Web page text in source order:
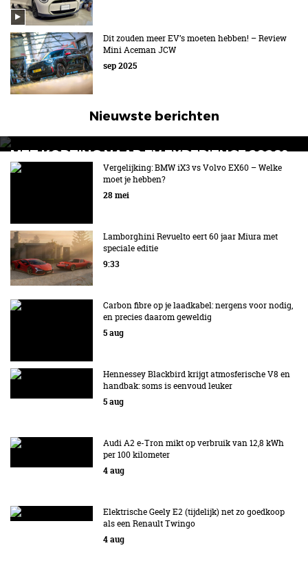
Dit zouden meer EV’s moeten hebben! – Review
Mini Aceman JCW
sep 2025
Nieuwste berichten
MET KORTING NAAR EV EXPERIENCE 2026?
AUTORAI REGELT HET!
EV Experience 2026 van 24 tot 26 september
Vergelijking: BMW iX3 vs Volvo EX60 – Welke
moet je hebben?
28 mei
Lamborghini Revuelto eert 60 jaar Miura met
speciale editie
9:33
Carbon fibre op je laadkabel: nergens voor nodig,
en precies daarom geweldig
5 aug
Hennessey Blackbird krijgt atmosferische V8 en
handbak: soms is eenvoud leuker
5 aug
Audi A2 e-Tron mikt op verbruik van 12,8 kWh
per 100 kilometer
4 aug
Elektrische Geely E2 (tijdelijk) net zo goedkoop
als een Renault Twingo
4 aug